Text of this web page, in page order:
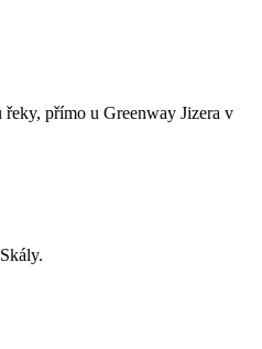
řeky, přímo u Greenway Jizera v